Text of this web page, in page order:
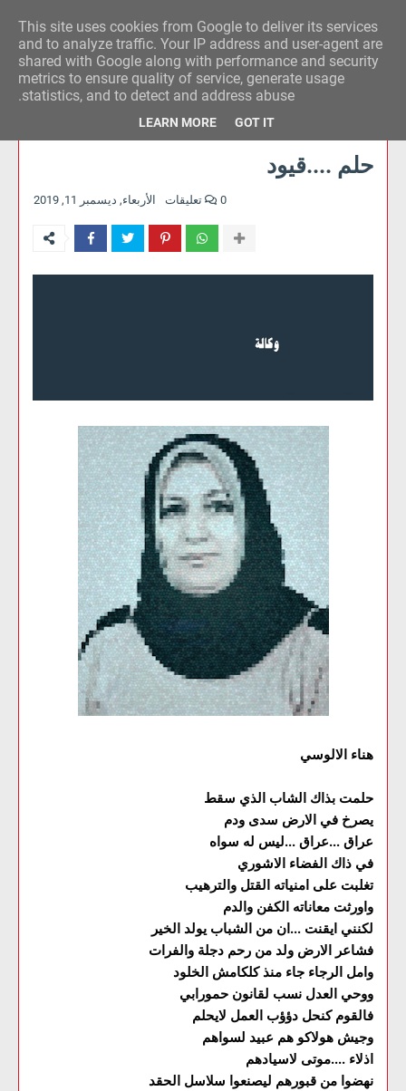
وكالة الحدث للآراء
حلم ....قيود
الأربعاء, ديسمبر 11, 2019 0 تعليقات
هناء الالوسي
حلمت بذاك الشاب الذي سقط
يصرخ في الارض سدى ودم
عراق ...عراق ...ليس له سواه
في ذاك الفضاء الاشوري
تغلبت على امنياته القتل والترهيب
واورثت معاناته الكفن والدم
لكنني ايقنت ...ان من الشباب يولد الخير
فشاعر الارض ولد من رحم دجلة والفرات
وامل الرجاء جاء منذ كلكامش الخلود
ووحي العدل نسب لقانون حمورابي
فالقوم كنحل دؤؤب العمل لايحلم
وجيش هولاكو هم عبيد لسواهم
اذلاء ....موتى لاسيادهم
نهضوا من قبورهم ليصنعوا سلاسل الحقد
This site uses cookies from Google to deliver its services
and to analyze traffic. Your IP address and user-agent are
shared with Google along with performance and security
metrics to ensure quality of service, generate usage
statistics, and to detect and address abuse.
LEARN MORE GOT IT